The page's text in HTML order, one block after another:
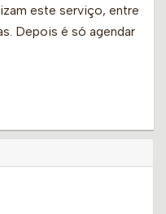
este serviço, entre
Depois é só agendar